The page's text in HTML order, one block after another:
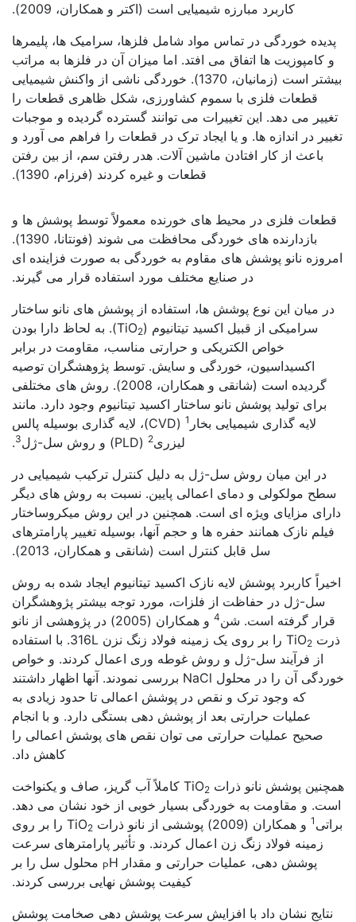
کاربرد مبارزه شیمیایی است (اکتر و همکاران، 2009).
پدیده خوردگی در تماس مواد شامل فلزها، سرامیک ها، پلیمرها
و کامپوزیت ها اتفاق می افتد. اما میزان آن در فلزها به مراتب
بیشتر است (زمانیان، 1370). خوردگی ناشی از واکنش شیمیایی
قطعات فلزی با سموم کشاورزی، شکل ظاهری قطعات را
تغییر می دهد. این تغییرات می توانند گسترده گردیده و موجبات
تغییر در اندازه ها. و یا ایجاد ترک در قطعات را فراهم می آورد و
باعث از کار افتادن ماشین آلات. هدر رفتن سم، از بین رفتن
قطعات و غیره کردند (فرزام، 1390).
قطعات فلزی در محیط های خورنده معمولاً توسط پوشش ها و
بازدارنده های خوردگی محافظت می شوند (فونتانا، 1390).
امروزه نانو پوشش های مقاوم به خوردگی به صورت فزاینده ای
در صنایع مختلف مورد استفاده قرار می گیرند.
در میان این نوع پوشش ها، استفاده از پوشش های نانو ساختار
سرامیکی از قبیل اکسید تیتانیوم (TiO2
). به لحاظ دارا بودن
خواص الکتریکی و حرارتی مناسب، مقاومت در برابر
اکسیداسیون، خوردگی و سایش. توسط پژوهشگران توصیه
گردیده است (شانقی و همکاران، 2008). روش های مختلفی
برای تولید پوشش نانو ساختار اکسید تیتانیوم وجود دارد. مانند
لایه گذاری شیمیایی بخار 1
(CVD)، لایه گذاری بوسیله پالس
لیزری2 (PLD) و روش سل-ژل 3
.
در این میان روش سل-ژل به دلیل کنترل ترکیب شیمیایی در
سطح مولکولی و دمای اعمالی پایین. نسبت به روش های دیگر
دارای مزایای ویژه ای است. همچنین در این روش میکروساختار
فیلم نازک همانند حفره ها و حجم آنها، بوسیله تغییر پارامترهای
سل قابل کنترل است (شانقی و همکاران، 2013).
اخیراً کاربرد پوشش لایه نازک اکسید تیتانیوم ایجاد شده به روش
سل-ژل در حفاظت از فلزات، مورد توجه بیشتر پژوهشگران
قرار گرفته است. شن4
و همکاران (2005) در پژوهشی از نانو
ذرت TiO 2
را بر روی یک زمینه فولاد زنگ نزن 316L. با استفاده
از فرآیند سل-ژل و روش غوطه وری اعمال کردند. و خواص
خوردگی آن را در محلول NaCl بررسی نمودند. آنها اظهار داشتند
که وجود ترک و نقص در پوشش اعمالی تا حدود زیادی به
عملیات حرارتی بعد از پوشش دهی بستگی دارد. و با انجام
صحیح عملیات حرارتی می توان نقص های پوشش اعمالی را
کاهش داد.
همچنین پوشش نانو ذرات TiO 2
کاملاً آب گریز، صاف و یکنواخت
است. و مقاومت به خوردگی بسیار خوبی از خود نشان می دهد.
براتی 1 و همکاران (2009) پوششی از نانو ذرات TiO 2
را بر روی
زمینه فولاد زنگ زن اعمال کردند. و تأثیر پارامترهای سرعت
پوشش دهی، عملیات حرارتی و مقدار
P H محلول سل را بر
کیفیت پوشش نهایی بررسی کردند.
نتایج نشان داد با افزایش سرعت پوشش دهی صخامت پوشش